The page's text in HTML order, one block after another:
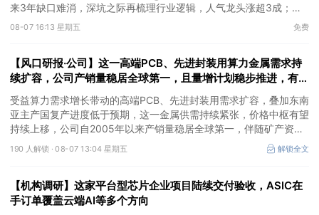
来3年缺口难消，深坑之际再梳理行业逻辑，人气龙头涨超3成；
③AI服务器、机器人带动MLCC景气周期持续！这家公司扩产、涨
08-07 16:13 星期五 免费
【风口研报·公司】这一高端PCB、先进封装用算力金属需求持
续扩容，公司产销量稳居全球第一，且量增计划稳步推进，有望
充分受益价格上行
受益算力需求增长带动的高端PCB、先进封装用需求扩容，叠加东南
亚主产国复产进度低于预期，这一金属供需持续紧张，价格中枢有望
持续上移，公司自2005年以来产销量稳居全球第一，伴随矿产资源
产量增长与冶炼产能整合并举，公司市占率有望进一步提升，同时有
望充分受益金属价格上行。
190 人解锁 ·08-07 13:04 星期五 解锁全文
【机构调研】这家平台型芯片企业项目陆续交付验收，ASIC在
手订单覆盖云端AI等多个方向